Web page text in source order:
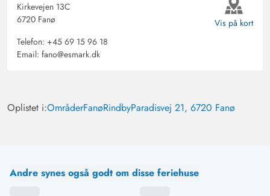
Kirkevejen 13C
6720 Fanø
Telefon: +45 69 15 96 18
Email: fano@esmark.dk
Vis på kort
Oplistet i:OmråderFanøRindbyParadisvej 21, 6720 Fanø
Andre synes også godt om disse feriehuse